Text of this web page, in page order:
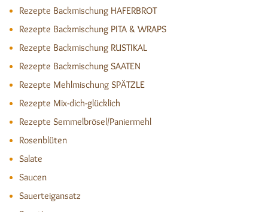
Rezepte Backmischung HAFERBROT
Rezepte Backmischung PITA & WRAPS
Rezepte Backmischung RUSTIKAL
Rezepte Backmischung SAATEN
Rezepte Mehlmischung SPÄTZLE
Rezepte Mix-dich-glücklich
Rezepte Semmelbrösel/Paniermehl
Rosenblüten
Salate
Saucen
Sauerteigansatz